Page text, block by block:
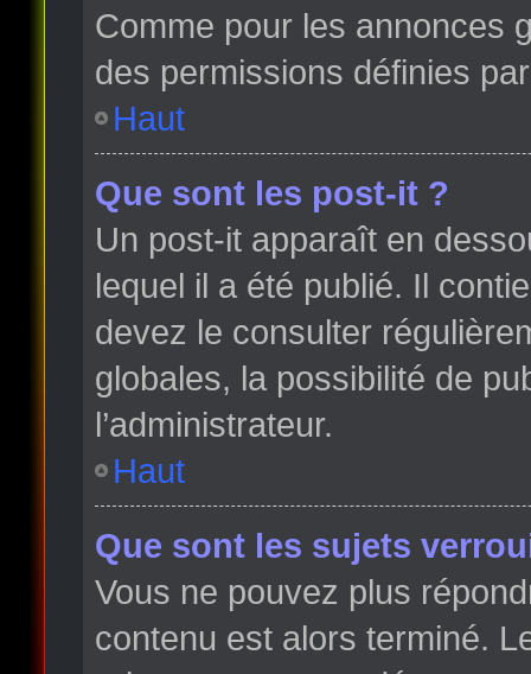
Comme pour les annonces
des permissions définies
Haut
Que sont les post-it ?
Un post-it apparaît en
lequel il a été publié. Il
devez le consulter
globales, la possibilité de
l’administrateur.
Haut
Que sont les sujets
Vous ne pouvez plus
contenu est alors terminé.